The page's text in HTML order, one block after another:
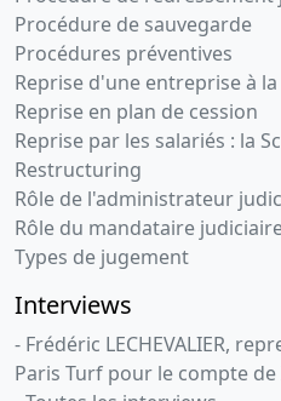
Procédure de sauvegarde
Procédures préventives
Reprise d'une entreprise à
Reprise en plan de cession
Reprise par les salariés : la
Restructuring
Rôle de l'administrateur
Rôle du mandataire
Types de jugement
Interviews
- Frédéric LECHEVALIER,
Paris Turf pour le compte de